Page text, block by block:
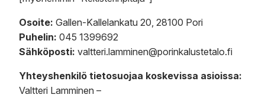
Osoite: Gallen-Kallelankatu 20, 28100 Pori
Puhelin: 045 1399692
Sähköposti: valtteri.lamminen@porinkalustetalo.fi
Yhteyshenkilö tietosuojaa koskevissa asioissa:
Valtteri Lamminen –